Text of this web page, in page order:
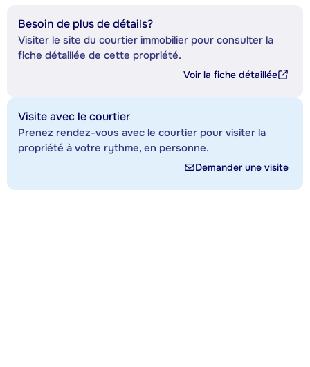
Besoin de plus de détails?
Visiter le site du courtier immobilier pour consulter la
fiche détaillée de cette propriété.
Voir la fiche détaillée
Visite avec le courtier
Prenez rendez-vous avec le courtier pour visiter la
propriété à votre rythme, en personne.
Demander une visite